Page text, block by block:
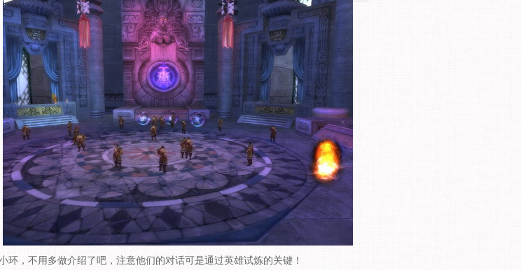
，不用多做介绍了吧，注意他们的对话可是通过英雄试炼的关键！